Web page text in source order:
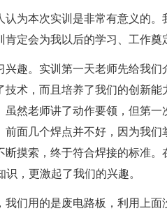
为本次实训是非常有意义的。
定会为我以后的学习、工作奠
趣。实训第一天老师先给我们
术，而且培养了我们的创新能
然老师讲了动作要领，但第一
面几个焊点并不好，因为我们
摸索，终于符合焊接的标准。
，更激起了我们的兴趣。
们用的是废电路板，利用上面